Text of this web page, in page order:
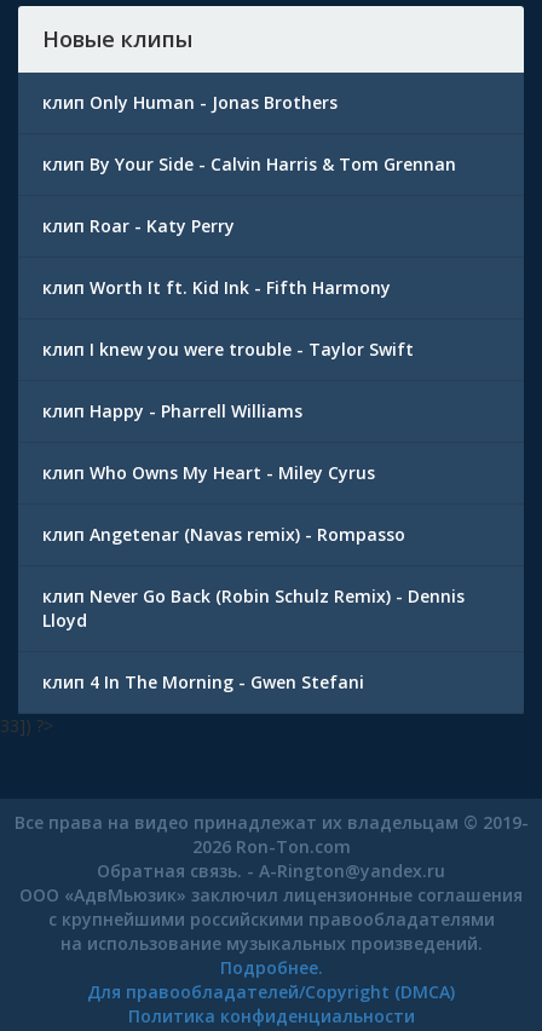
Новые клипы
клип Only Human - Jonas Brothers
клип By Your Side - Calvin Harris & Tom Grennan
клип Roar - Katy Perry
клип Worth It ft. Kid Ink - Fifth Harmony
клип I knew you were trouble - Taylor Swift
клип Happy - Pharrell Williams
клип Who Owns My Heart - Miley Cyrus
клип Angetenar (Navas remix) - Rompasso
клип Never Go Back (Robin Schulz Remix) - Dennis
Lloyd
клип 4 In The Morning - Gwen Stefani
33]) ?>
Все права на видео принадлежат их владельцам © 2019-
2026 Ron-Ton.com
Обратная связь. - A-Rington@yandex.ru
ООО «АдвМьюзик» заключил лицензионные соглашения
с крупнейшими российскими правообладателями
на использование музыкальных произведений.
Подробнее.
Для правообладателей/Copyright (DMCA)
Политика конфиденциальности